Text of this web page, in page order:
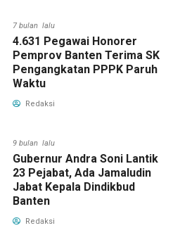
7 bulan lalu
4.631 Pegawai Honorer
Pemprov Banten Terima SK
Pengangkatan PPPK Paruh
Waktu
Redaksi
9 bulan lalu
Gubernur Andra Soni Lantik
23 Pejabat, Ada Jamaludin
Jabat Kepala Dindikbud
Banten
Redaksi